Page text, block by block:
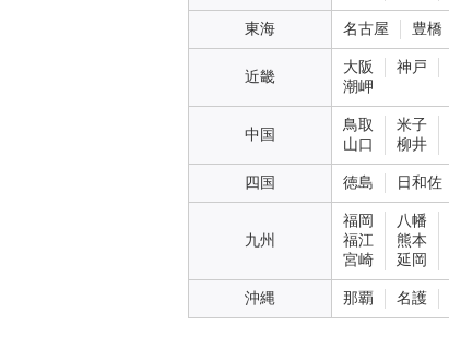
東海 名古屋 豊橋
近畿
大阪 神戸
潮岬
中国
鳥取 米子
山口
柳井
四国 徳島 日和佐
九州
福岡 八幡
福江
熊本
宮崎
延岡
沖縄 那覇 名護